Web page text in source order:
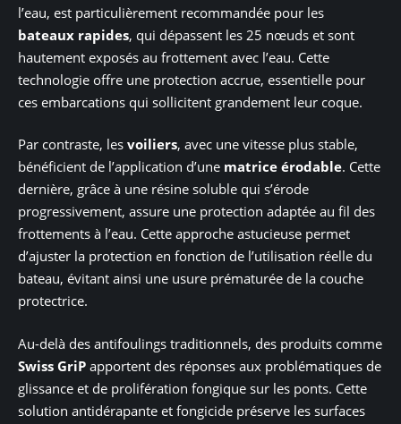
l’eau, est particulièrement recommandée pour les
bateaux rapides, qui dépassent les 25 nœuds et sont
hautement exposés au frottement avec l’eau. Cette
technologie offre une protection accrue, essentielle pour
ces embarcations qui sollicitent grandement leur coque.
Par contraste, les voiliers, avec une vitesse plus stable,
bénéficient de l’application d’une matrice érodable. Cette
dernière, grâce à une résine soluble qui s’érode
progressivement, assure une protection adaptée au fil des
frottements à l’eau. Cette approche astucieuse permet
d’ajuster la protection en fonction de l’utilisation réelle du
bateau, évitant ainsi une usure prématurée de la couche
protectrice.
Au-delà des antifoulings traditionnels, des produits comme
Swiss GriP apportent des réponses aux problématiques de
glissance et de prolifération fongique sur les ponts. Cette
solution antidérapante et fongicide préserve les surfaces